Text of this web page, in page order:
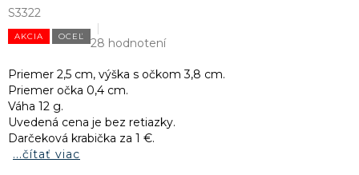
S3322
AKCIA OCEĽ 28 hodnotení
Priemer 2,5 cm, výška s očkom 3,8 cm.
Priemer očka 0,4 cm.
Váha 12 g.
Uvedená cena je bez retiazky.
Darčeková krabička za 1 €.
...čítať viac